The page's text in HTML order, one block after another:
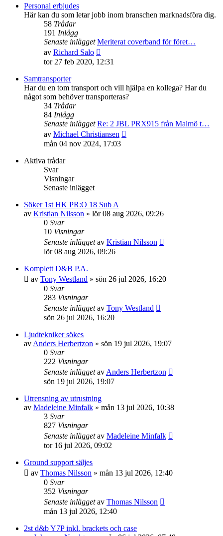
inlägget
Personal erbjudes
Här kan du som letar jobb inom branschen marknadsföra dig.
58 Trådar
191 Inlägg
Senaste inlägget Meriterat coverband för föret…
av Richard Salo
till
inlägget
tor 27 feb 2020, 12:31
Samtransporter
Har du en tom transport och vill hjälpa en kollega? Har du
något som behöver transporteras?
34 Trådar
84 Inlägg
Senaste inlägget Re: 2 JBL PRX915 från Malmö t…
av Michael Christiansen
mån 04 nov 2024, 17:03
Aktiva trådar
Svar
Visningar
Senaste inlägget
Söker 1st HK PR:O 18 Sub A
av Kristian Nilsson » lör 08 aug 2026, 09:26
0 Svar
10 Visningar
Senaste inläggetav Kristian Nilsson
lör 08 aug 2026, 09:26
Komplett D&B P.A.
av Tony Westland » sön 26 jul 2026, 16:20
0 Svar
283 Visningar
Senaste inläggetav Tony Westland
sön 26 jul 2026, 16:20
Ljudtekniker sökes
avAnders Herbertzon » sön 19 jul 2026, 19:07
0 Svar
222 Visningar
Senaste inläggetavAnders Herbertzon
sön 19 jul 2026, 19:07
Utrensning av utrustning
av Madeleine Minfalk » mån 13 jul 2026, 10:38
3 Svar
827 Visningar
Senaste inläggetav Madeleine Minfalk
tor 16 jul 2026, 09:02
Ground support säljes
av Thomas Nilsson » mån 13 jul 2026, 12:40
0 Svar
352 Visningar
Senaste inläggetav Thomas Nilsson
mån 13 jul 2026, 12:40
2st d&b Y7P inkl. brackets och case